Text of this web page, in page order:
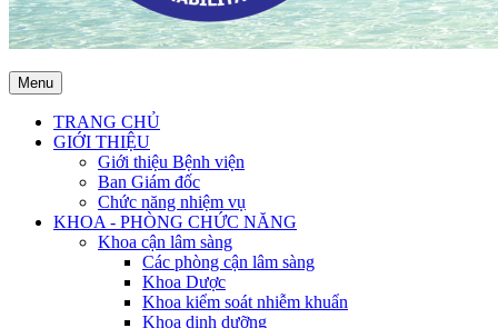
Menu
TRANG CHỦ
GIỚI THIỆU
Giới thiệu Bệnh viện
Ban Giám đốc
Chức năng nhiệm vụ
KHOA - PHÒNG CHỨC NĂNG
Khoa cận lâm sàng
Các phòng cận lâm sàng
Khoa Dược
Khoa kiểm soát nhiễm khuẩn
Khoa dinh dưỡng